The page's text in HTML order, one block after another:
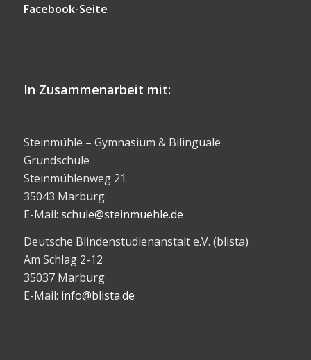
Facebook-Seite
In Zusammenarbeit mit:
Steinmühle – Gymnasium & Bilinguale
Grundschule
Steinmühlenweg 21
35043 Marburg
E-Mail: schule@steinmuehle.de
Deutsche Blindenstudienanstalt e.V. (blista)
Am Schlag 2-12
35037 Marburg
E-Mail: info@blista.de